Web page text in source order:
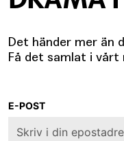
Det händer mer än
Få det samlat i vårt
E-POST